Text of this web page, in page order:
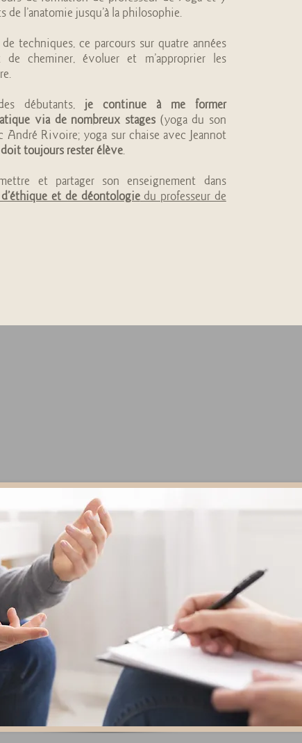
l’anatomie jusqu’à la philosophie.
techniques, ce parcours sur quatre années
de cheminer, évoluer et m’approprier les
débutants, je continue à me former
via de nombreux stages(yoga du son
Rivoire; yoga sur chaise avec Jeannot
toujours rester élève.
et partager son enseignement dans
et de déontologiedu professeur de